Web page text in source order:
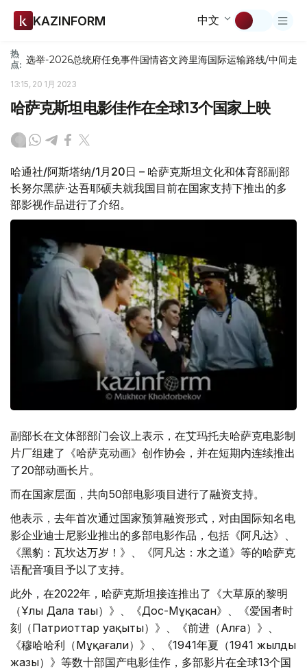
KAZINFORM 中文
热
点: 选举-2026总统府任免事件国情咨文跨里海国际运输路线/中间走廊
13:15, 20 1月 2023
哈萨克斯坦电影佳作在全球13个国家上映
哈通社/阿斯塔纳/1月20日 – 哈萨克斯坦文化和体育部副部
长努尔黑萨·达吾耶硕夫就我国目前在国家支持下推出的多
部影视作品进行了介绍。
副部长在文体部部门会议上表示，在艾玛托夫哈萨克电影制
片厂组建了《哈萨克动画》创作协会，并在短期内连续推出
了20部动画长片。
而在国家层面，共向50部电影项目进行了融资支持。
他表示，去年首次通过国家预算融资形式，对由国际知名电
影企业迪士尼影业推出的多部电影作品，包括《阿凡达》、
《黑豹：瓦坎达万岁！》、《阿凡达：水之道》等的哈萨克
语配音项目予以了支持。
此外，在2022年，哈萨克斯坦接连推出了《大草原的黎明
（Ұлы Дала таңы）》、《Дос-Мұқасан》、《爱国者时
刻（Патриоттар уақыты）》、《前进（Алға）》、
《穆哈哈利（Мұқағали）》、《1941年夏（1941 жылдың
жазы）》等数十部国产电影佳作，多部影片在全球13个国